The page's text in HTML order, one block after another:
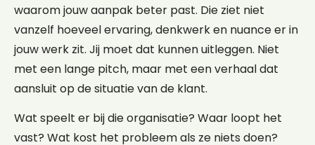
waarom jouw aanpak beter past. Die ziet niet
vanzelf hoeveel ervaring, denkwerk en nuance er in
jouw werk zit. Jij moet dat kunnen uitleggen. Niet
met een lange pitch, maar met een verhaal dat
aansluit op de situatie van de klant.
Wat speelt er bij die organisatie? Waar loopt het
vast? Wat kost het probleem als ze niets doen?